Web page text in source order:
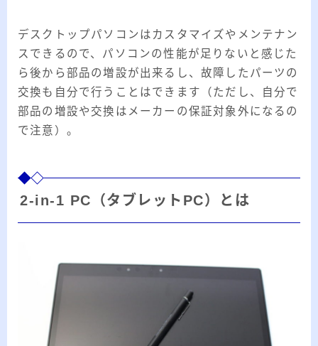
デスクトップパソコンはカスタマイズやメンテナン
スできるので、パソコンの性能が足りないと感じた
ら後から部品の増設が出来るし、故障したパーツの
交換も自分で行うことはできます（ただし、自分で
部品の増設や交換はメーカーの保証対象外になるの
で注意）。
2-in-1 PC（タブレットPC）とは